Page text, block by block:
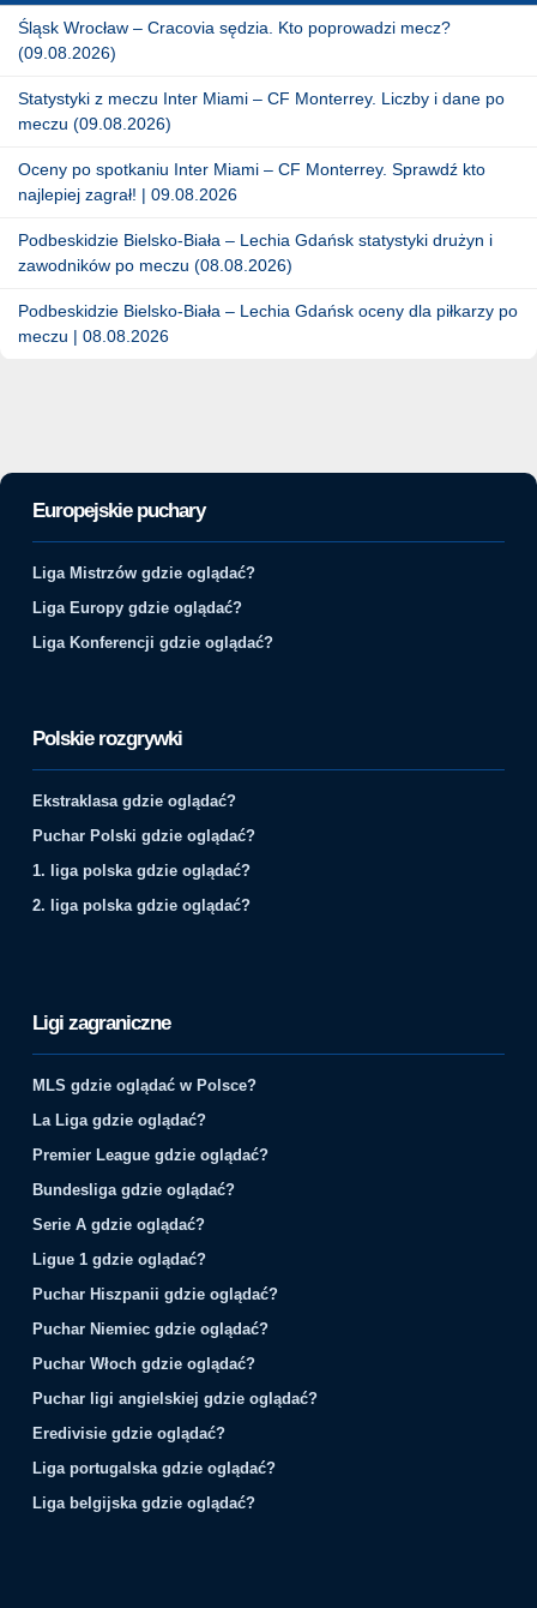
Śląsk Wrocław – Cracovia sędzia. Kto poprowadzi mecz?
(09.08.2026)
Statystyki z meczu Inter Miami – CF Monterrey. Liczby i dane po
meczu (09.08.2026)
Oceny po spotkaniu Inter Miami – CF Monterrey. Sprawdź kto
najlepiej zagrał! | 09.08.2026
Podbeskidzie Bielsko-Biała – Lechia Gdańsk statystyki drużyn i
zawodników po meczu (08.08.2026)
Podbeskidzie Bielsko-Biała – Lechia Gdańsk oceny dla piłkarzy po
meczu | 08.08.2026
Europejskie puchary
Liga Mistrzów gdzie oglądać?
Liga Europy gdzie oglądać?
Liga Konferencji gdzie oglądać?
Polskie rozgrywki
Ekstraklasa gdzie oglądać?
Puchar Polski gdzie oglądać?
1. liga polska gdzie oglądać?
2. liga polska gdzie oglądać?
Ligi zagraniczne
MLS gdzie oglądać w Polsce?
La Liga gdzie oglądać?
Premier League gdzie oglądać?
Bundesliga gdzie oglądać?
Serie A gdzie oglądać?
Ligue 1 gdzie oglądać?
Puchar Hiszpanii gdzie oglądać?
Puchar Niemiec gdzie oglądać?
Puchar Włoch gdzie oglądać?
Puchar ligi angielskiej gdzie oglądać?
Eredivisie gdzie oglądać?
Liga portugalska gdzie oglądać?
Liga belgijska gdzie oglądać?